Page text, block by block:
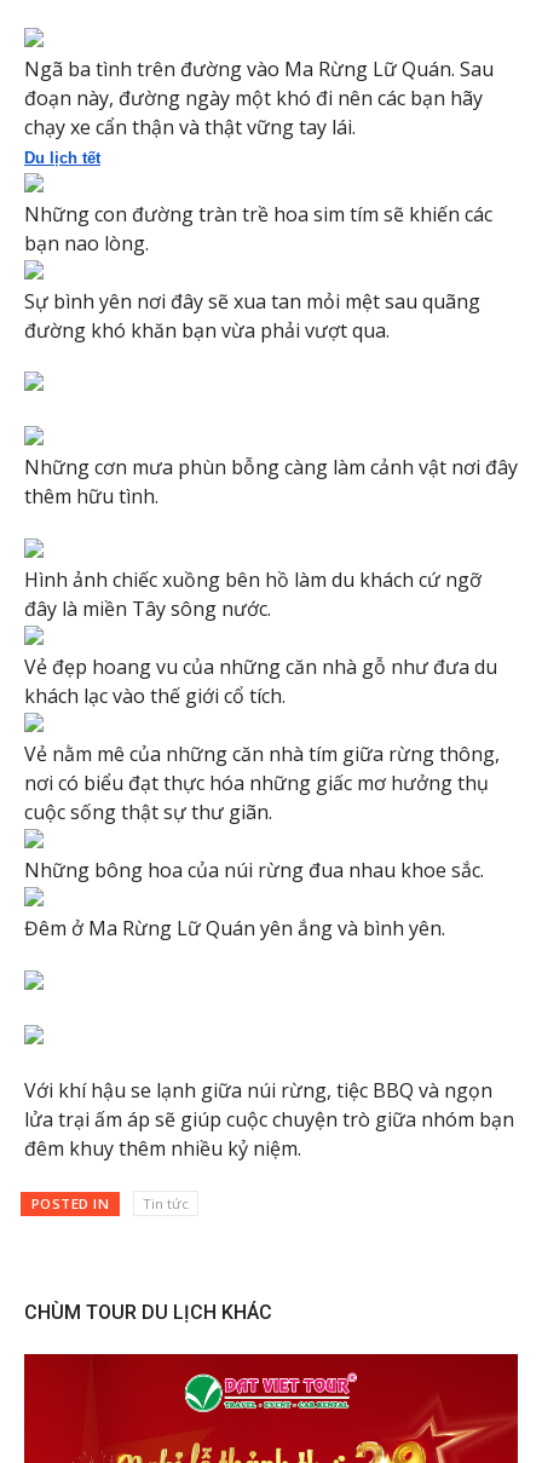
Ngã ba tình trên đường vào Ma Rừng Lữ Quán. Sau
đoạn này, đường ngày một khó đi nên các bạn hãy
chạy xe cẩn thận và thật vững tay lái.
Du lịch tết
Những con đường tràn trề hoa sim tím sẽ khiến các
bạn nao lòng.
Sự bình yên nơi đây sẽ xua tan mỏi mệt sau quãng
đường khó khăn bạn vừa phải vượt qua.
Những cơn mưa phùn bỗng càng làm cảnh vật nơi đây
thêm hữu tình.
Hình ảnh chiếc xuồng bên hồ làm du khách cứ ngỡ
đây là miền Tây sông nước.
Vẻ đẹp hoang vu của những căn nhà gỗ như đưa du
khách lạc vào thế giới cổ tích.
Vẻ nằm mê của những căn nhà tím giữa rừng thông,
nơi có biểu đạt thực hóa những giấc mơ hưởng thụ
cuộc sống thật sự thư giãn.
Những bông hoa của núi rừng đua nhau khoe sắc.
Đêm ở Ma Rừng Lữ Quán yên ắng và bình yên.
Với khí hậu se lạnh giữa núi rừng, tiệc BBQ và ngọn
lửa trại ấm áp sẽ giúp cuộc chuyện trò giữa nhóm bạn
đêm khuy thêm nhiều kỷ niệm.
POSTED IN Tin tức
CHÙM TOUR DU LỊCH KHÁC